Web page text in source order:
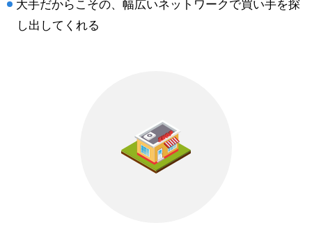
大手だからこその、幅広いネットワークで買い手を探
し出してくれる